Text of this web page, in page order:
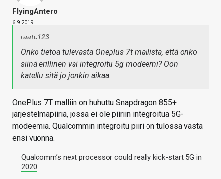
FlyingAntero
6.9.2019
raato123
Onko tietoa tulevasta Oneplus 7t mallista, että onko
siinä erillinen vai integroitu 5g modeemi? Oon
katellu sitä jo jonkin aikaa.
OnePlus 7T malliin on huhuttu Snapdragon 855+
järjestelmäpiiriä, jossa ei ole piiriin integroitua 5G-
modeemia. Qualcommin integroitu piiri on tulossa vasta
ensi vuonna.
Qualcomm’s next processor could really kick-start 5G in
2020